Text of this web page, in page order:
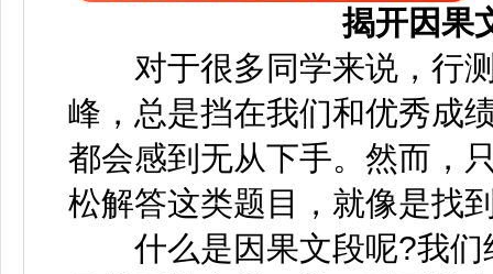
揭开因果
对于很多同学来说，行测
峰，总是挡在我们和优秀成
都会感到无从下手。然而，
松解答这类题目，就像是找
什么是因果文段呢?我们